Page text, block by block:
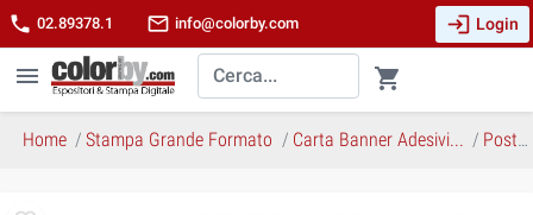
phone 02.89378.1 mail_outline info@colorby.com login Login
menu shopping_cart
Home Stampa Grande Formato Carta Banner Adesivi... Poster Affissione